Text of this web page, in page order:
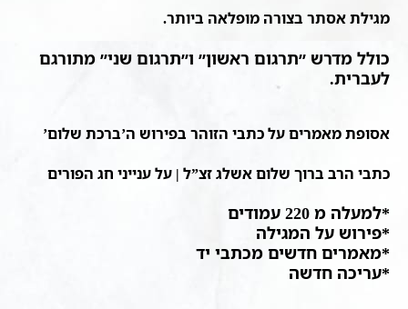
מגילת אסתר בצורה מופלאה ביותר.
כולל מדרש ״תרגום ראשון״ ו״תרגום שני״ מתורגם
לעברית.
אסופת מאמרים על כתבי הזוהר בפירוש ה’ברכת שלום’
כתבי הרב ברוך שלום אשלג זצ”ל | על ענייני חג הפורים
*למעלה מ 220 עמודים
*פירוש על המגילה
*מאמרים חדשים מכתבי יד
*עריכה חדשה